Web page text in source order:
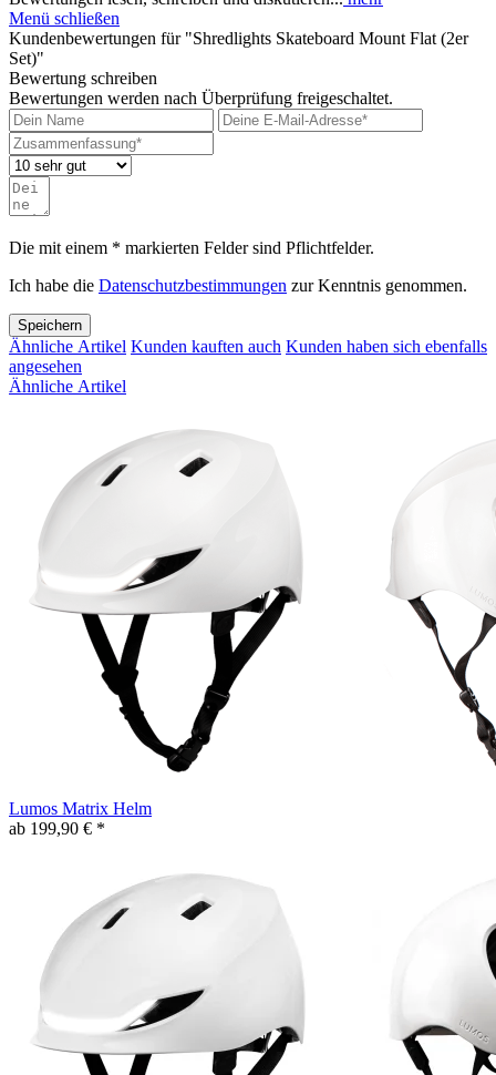
Menü schließen
Kundenbewertungen für "Shredlights Skateboard Mount Flat (2er
Set)"
Bewertung schreiben
Bewertungen werden nach Überprüfung freigeschaltet.
Die mit einem * markierten Felder sind Pflichtfelder.
Ich habe die Datenschutzbestimmungen zur Kenntnis genommen.
Speichern
Ähnliche Artikel Kunden kauften auch Kunden haben sich ebenfalls
angesehen
Ähnliche Artikel
Lumos Matrix Helm
ab 199,90 € *